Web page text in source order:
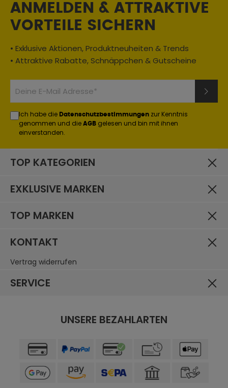
ANMELDEN & ATTRAKTIVE
VORTEILE SICHERN
• Exklusive Aktionen, Produktneuheiten & Trends
• Attraktive Rabatte, Schnäppchen & Gutscheine
Ich habe die Datenschutzbestimmungen zur Kenntnis
genommen und die AGB gelesen und bin mit ihnen
einverstanden.
TOP KATEGORIEN
EXKLUSIVE MARKEN
TOP MARKEN
KONTAKT
Vertrag widerrufen
SERVICE
UNSERE BEZAHLARTEN